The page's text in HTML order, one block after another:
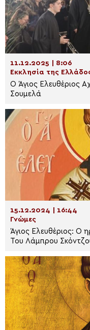
11.12.2025 | 8:06
Εκκλησία της
Ο Άγιος Ελευθέριος
Σουμελά
15.12.2024 | 16:44
Γνώμες
Άγιος Ελευθέριος: Ο
Του Λάμπρου